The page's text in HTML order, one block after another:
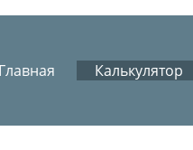
Главная Калькулятор